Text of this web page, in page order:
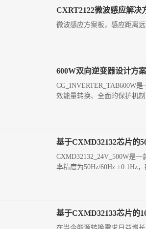
CXRT2122微波感应解决
微波感应方案板，感应距离
600W双向逆变器设计方
CG_INVERTER_TAB600W
效能量转换、全面的保护机
基于CXMD32132芯片的
CXMD32132_24V_500W是
率精度为50Hz/60Hz ±0.1Hz
基于CXMD32133芯片的